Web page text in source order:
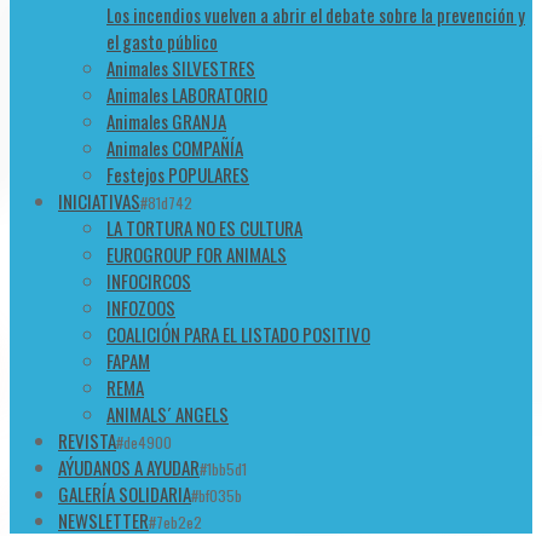
Los incendios vuelven a abrir el debate sobre la prevención y
el gasto público
Animales SILVESTRES
Animales LABORATORIO
Animales GRANJA
Animales COMPAÑÍA
Festejos POPULARES
INICIATIVAS#81d742
LA TORTURA NO ES CULTURA
EUROGROUP FOR ANIMALS
INFOCIRCOS
INFOZOOS
COALICIÓN PARA EL LISTADO POSITIVO
FAPAM
REMA
ANIMALS´ ANGELS
REVISTA#de4900
AÝUDANOS A AYUDAR#1bb5d1
GALERÍA SOLIDARIA#bf035b
NEWSLETTER#7eb2e2